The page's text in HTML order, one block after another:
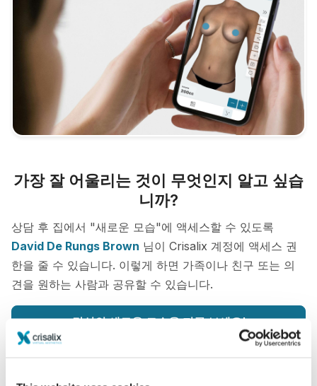
가장 잘 어울리는 것이 무엇인지 알고 싶습
니까?
상담 후 집에서 "새로운 모습"에 액세스할 수 있도록
David De Rungs Brown 님이 Crisalix 계정에 액세스 권
한을 줄 수 있습니다. 이렇게 하면 가족이나 친구 또는 의
견을 원하는 사람과 공유할 수 있습니다.
당신의 새로운 모습을 지금 보세요!